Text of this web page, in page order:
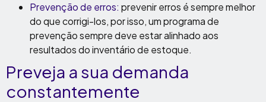
Prevenção de erros: prevenir erros é sempre melhor
do que corrigi-los, por isso, um programa de
prevenção sempre deve estar alinhado aos
resultados do inventário de estoque.
Preveja a sua demanda
constantemente